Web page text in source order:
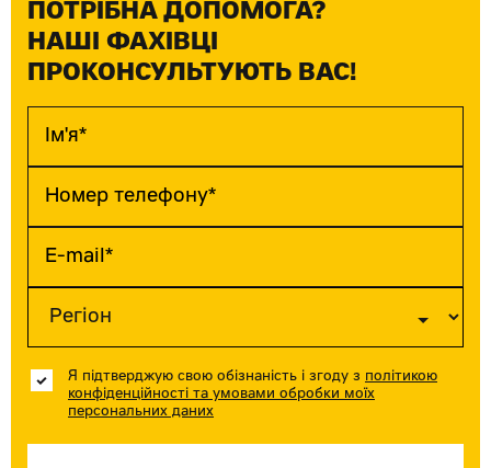
ПОТРІБНА ДОПОМОГА?
НАШІ ФАХІВЦІ
ПРОКОНСУЛЬТУЮТЬ ВАС!
Я підтверджую свою обізнаність і згоду з політикою
конфіденційності та умовами обробки моїх
персональних даних